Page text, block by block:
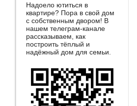
Надоело ютиться в
квартире? Пора в свой дом
с собственным двором! В
нашем телеграм-канале
рассказываем, как
построить тёплый и
надёжный дом для семьи.